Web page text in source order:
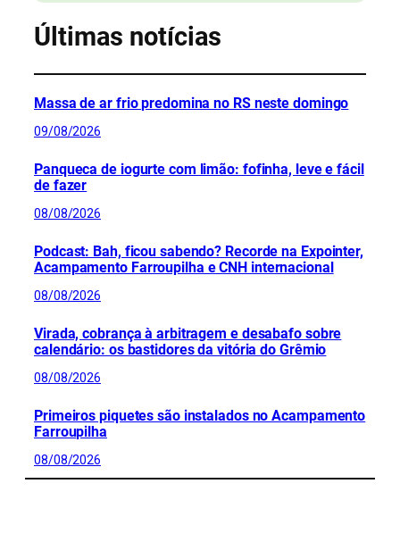
Últimas notícias
Massa de ar frio predomina no RS neste domingo
09/08/2026
Panqueca de iogurte com limão: fofinha, leve e fácil
de fazer
08/08/2026
Podcast: Bah, ficou sabendo? Recorde na Expointer,
Acampamento Farroupilha e CNH internacional
08/08/2026
Virada, cobrança à arbitragem e desabafo sobre
calendário: os bastidores da vitória do Grêmio
08/08/2026
Primeiros piquetes são instalados no Acampamento
Farroupilha
08/08/2026